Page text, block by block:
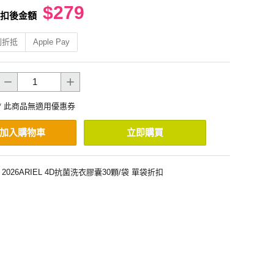
後金額 $279
抵 Apple Pay
此商品無適用優惠券
加入購物車 立即購買
2026ARIEL 4D抗菌洗衣膠囊30顆/袋 單袋折扣